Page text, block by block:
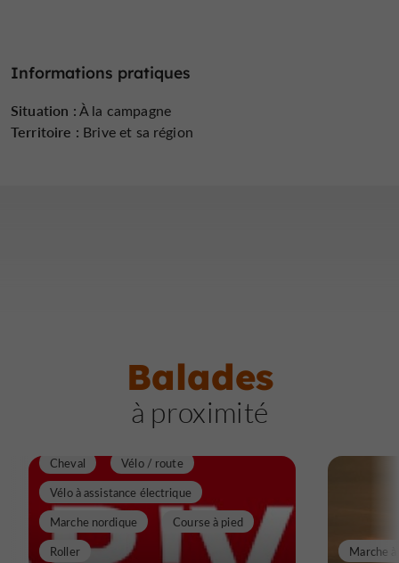
Informations pratiques
Situation :À la campagne
Territoire : Brive et sa région
Balades
à proximité
Cheval
Vélo / route
Vélo à assistance électrique
Marche nordique
Course à pied
Roller
Marche